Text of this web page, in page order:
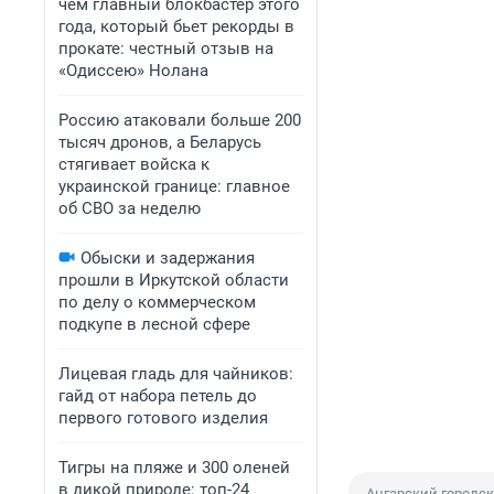
чем главный блокбастер этого
года, который бьет рекорды в
прокате: честный отзыв на
«Одиссею» Нолана
Россию атаковали больше 200
тысяч дронов, а Беларусь
стягивает войска к
украинской границе: главное
об СВО за неделю
Обыски и задержания
прошли в Иркутской области
по делу о коммерческом
подкупе в лесной сфере
Лицевая гладь для чайников:
гайд от набора петель до
первого готового изделия
Тигры на пляже и 300 оленей
в дикой природе: топ-24